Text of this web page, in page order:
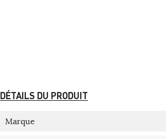
DÉTAILS DU PRODUIT
Marque